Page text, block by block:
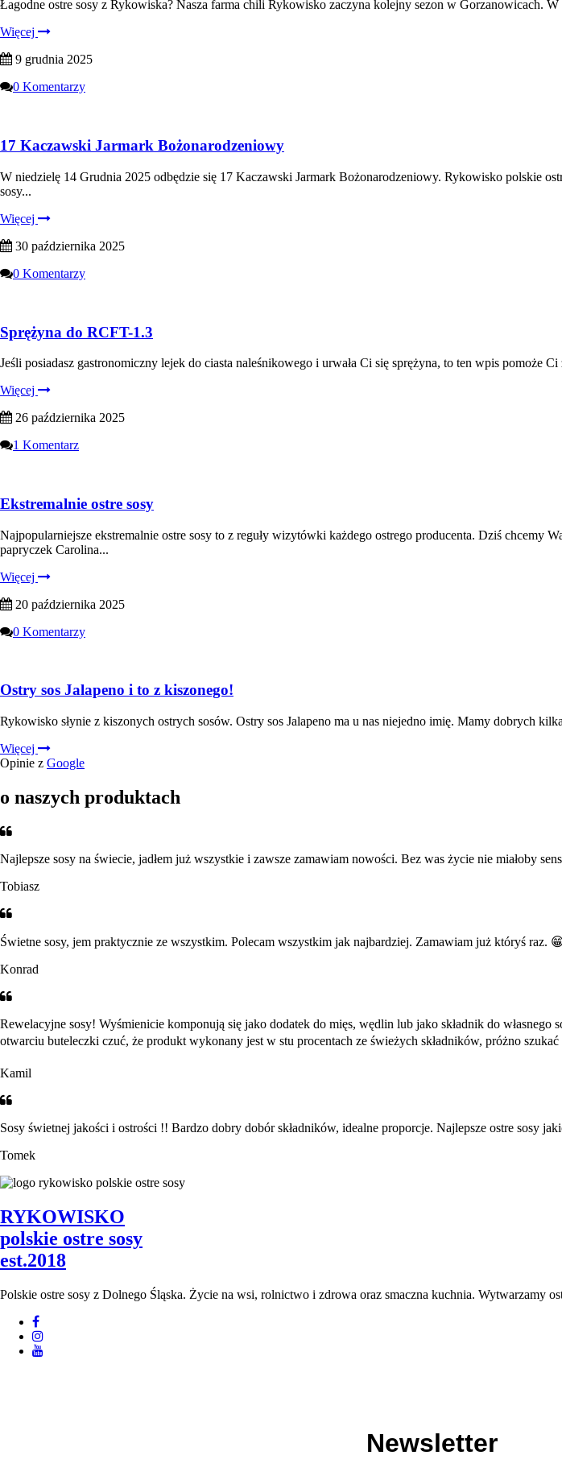
Łagodne ostre sosy z Rykowiska? Nasza farma chili Rykowisko zaczyna kolejny sezon w
Więcej
9 grudnia 2025
0 Komentarzy
17 Kaczawski Jarmark Bożonarodzeniowy
W niedzielę 14 Grudnia 2025 odbędzie się 17 Kaczawski Jarmark Bożonarodzeniowy. Rykowisko polskie
sosy...
Więcej
30 października 2025
0 Komentarzy
Sprężyna do RCFT-1.3
Jeśli posiadasz gastronomiczny lejek do ciasta naleśnikowego i urwała Ci się sprężyna, to ten wpis pomoże
Więcej
26 października 2025
1 Komentarz
Ekstremalnie ostre sosy
Najpopularniejsze ekstremalnie ostre sosy to z reguły wizytówki każdego ostrego producenta. Dziś chcemy
papryczek Carolina...
Więcej
20 października 2025
0 Komentarzy
Ostry sos Jalapeno i to z kiszonego!
Rykowisko słynie z kiszonych ostrych sosów. Ostry sos Jalapeno ma u nas niejedno imię. Mamy dobrych
Więcej
Opinie z Google
o naszych produktach
Najlepsze sosy na świecie, jadłem już wszystkie i zawsze zamawiam nowości. Bez was życie nie miałoby
Tobiasz
Świetne sosy, jem praktycznie ze wszystkim. Polecam wszystkim jak najbardziej. Zamawiam już któryś raz.
Konrad
Rewelacyjne sosy! Wyśmienicie komponują się jako dodatek do mięs, wędlin lub jako składnik do
otwarciu buteleczki czuć, że produkt wykonany jest w stu procentach ze świeżych składników, próżno
Kamil
Sosy świetnej jakości i ostrości !! Bardzo dobry dobór składników, idealne proporcje. Najlepsze ostre sosy
Tomek
RYKOWISKO
polskie ostre sosy
est.2018
Polskie ostre sosy z Dolnego Śląska. Życie na wsi, rolnictwo i zdrowa oraz smaczna kuchnia. Wytwarzamy